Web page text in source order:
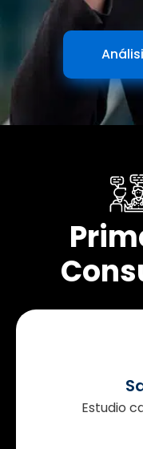
Estudio